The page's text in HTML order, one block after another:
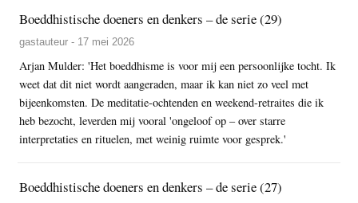
Boeddhistische doeners en denkers – de serie (29)
gastauteur - 17 mei 2026
Arjan Mulder: 'Het boeddhisme is voor mij een persoonlijke tocht. Ik
weet dat dit niet wordt aangeraden, maar ik kan niet zo veel met
bijeenkomsten. De meditatie-ochtenden en weekend-retraites die ik
heb bezocht, leverden mij vooral 'ongeloof op – over starre
interpretaties en rituelen, met weinig ruimte voor gesprek.'
Boeddhistische doeners en denkers – de serie (27)